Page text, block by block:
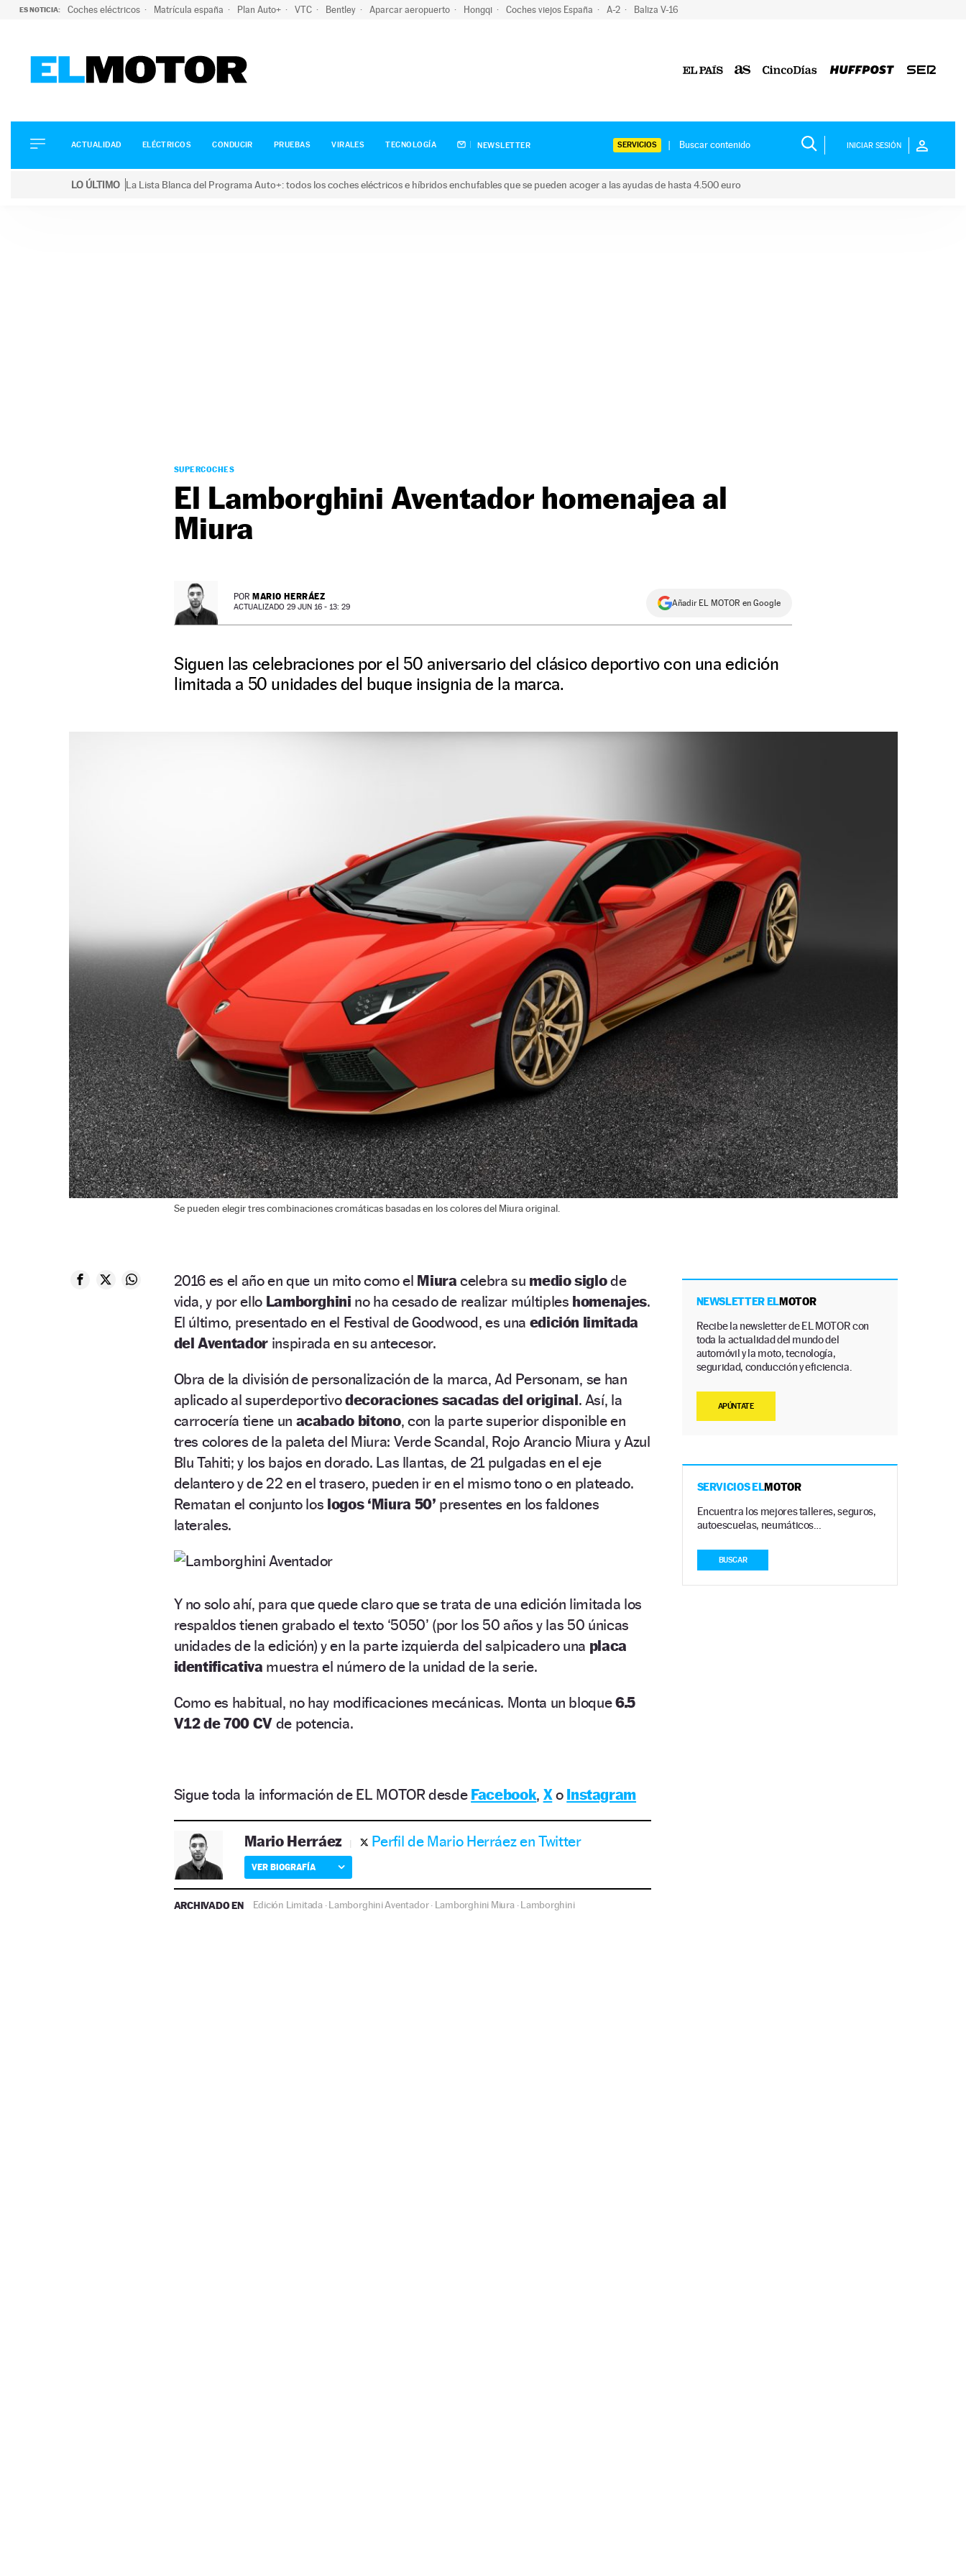
ES NOTICIA: Coches eléctricos Matrícula españa Plan Auto+ VTC Bentley Aparcar aeropuerto Hongqi Coches viejos España A-2 Baliza V-16
ELÉCTRICOS
CONDUCIR
ACTUALIDAD ELÉCTRICOS CONDUCIR PRUEBAS VIRALES TECNOLOGÍA NEWSLETTER SERVICIOS INICIAR SESIÓN
LO ÚLTIMO La Lista Blanca del Programa Auto+: todos los coches eléctricos e híbridos enchufables que se pueden acoger a las ayudas de hasta 4.500 euro
SUPERCOCHES
El Lamborghini Aventador homenajea al
Miura
POR MARIO HERRÁEZ
ACTUALIZADO 29 JUN 16 - 13: 29 Añadir EL MOTOR en Google
Siguen las celebraciones por el 50 aniversario del clásico deportivo con una edición
limitada a 50 unidades del buque insignia de la marca.
Se pueden elegir tres combinaciones cromáticas basadas en los colores del Miura original.
2016 es el año en que un mito como el Miura celebra su medio siglode
vida, y por ello Lamborghini no ha cesado de realizar múltiples homenajes.
El último, presentado en el Festival de Goodwood, es una edición limitada
del Aventadorinspirada en su antecesor.
Obra de la división de personalización de la marca, Ad Personam, se han
aplicado al superdeportivodecoraciones sacadas del original. Así, la
carrocería tiene un acabado bitono, con la parte superior disponible en
tres colores de la paleta del Miura: Verde Scandal, Rojo Arancio Miura y Azul
Blu Tahiti; y los bajos en dorado. Las llantas, de 21 pulgadas en el eje
delantero y de 22 en el trasero, pueden ir en el mismo tono o en plateado.
Rematan el conjunto los logos ‘Miura 50’ presentes en los faldones
laterales.
Y no solo ahí, para que quede claro que se trata de una edición limitada los
respaldos tienen grabado el texto ‘5050’ (por los 50 años y las 50 únicas
unidades de la edición) y en la parte izquierda del salpicadero una placa
identificativa muestra el número de la unidad de la serie.
Como es habitual, no hay modificaciones mecánicas. Monta un bloque6.5
V12 de 700 CVde potencia.
Sigue toda la información de EL MOTOR desde Facebook, Xo Instagram
Mario Herráez Perfil de Mario Herráez en Twitter
VER BIOGRAFÍA
ARCHIVADO EN Edición Limitada·Lamborghini Aventador· Lamborghini Miura·Lamborghini
NEWSLETTER ELMOTOR
Recibe la newsletter de EL MOTOR con
toda la actualidad del mundo del
automóvil y la moto, tecnología,
seguridad, conducción y eficiencia.
APÚNTATE
SERVICIOS ELMOTOR
Encuentra los mejores talleres, seguros,
autoescuelas, neumáticos…
BUSCAR